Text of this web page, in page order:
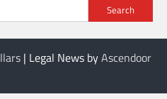
Search
| Legal News byAscendoor